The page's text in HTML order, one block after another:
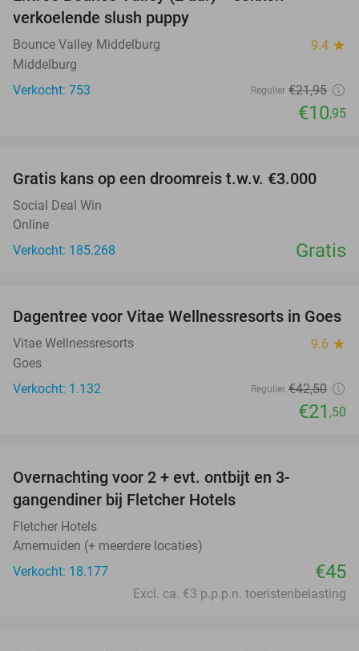
verkoelende slush puppy
Bounce Valley Middelburg 9.4 star
Middelburg
Verkocht: 753
Regulier €21,95
€10,95
Gratis kans op een droomreis t.w.v. €3.000
Social Deal Win
Online
Verkocht: 185.268
Gratis
49%
Dagentree voor Vitae Wellnessresorts in Goes
Vitae Wellnessresorts 9.6 star
Goes
Verkocht: 1.132
Regulier €42,50
€21 ,50
Overnachting voor 2 + evt. ontbijt en 3-
gangendiner bij Fletcher Hotels
Fletcher Hotels
Arnemuiden (+ meerdere locaties)
Verkocht: 18.177
€45
Excl. ca. €3 p.p.p.n. toeristenbelasting